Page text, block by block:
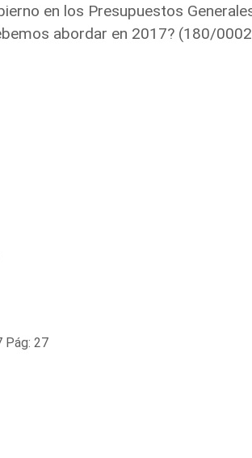
en los Presupuestos
abordar en 2017? (180/
Pág: 27